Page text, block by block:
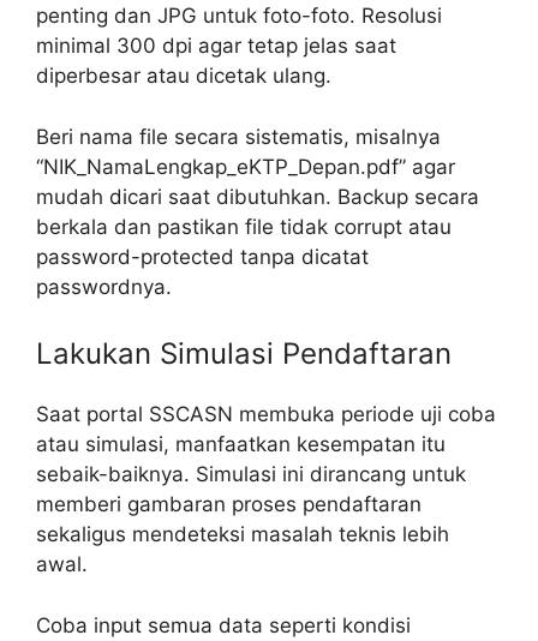
penting dan JPG untuk foto-foto. Resolusi
minimal 300 dpi agar tetap jelas saat
diperbesar atau dicetak ulang.
Beri nama file secara sistematis, misalnya
“NIK_NamaLengkap_eKTP_Depan.pdf” agar
mudah dicari saat dibutuhkan. Backup secara
berkala dan pastikan file tidak corrupt atau
password-protected tanpa dicatat
passwordnya.
Lakukan Simulasi Pendaftaran
Saat portal SSCASN membuka periode uji coba
atau simulasi, manfaatkan kesempatan itu
sebaik-baiknya. Simulasi ini dirancang untuk
memberi gambaran proses pendaftaran
sekaligus mendeteksi masalah teknis lebih
awal.
Coba input semua data seperti kondisi